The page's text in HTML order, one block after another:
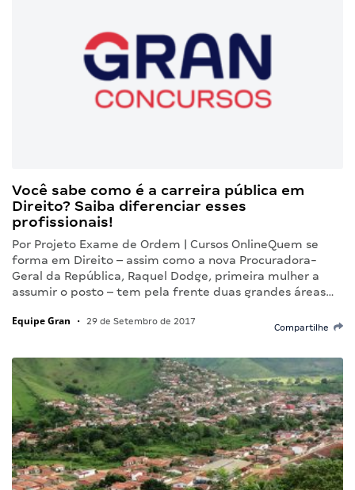
Você sabe como é a carreira pública em
Direito? Saiba diferenciar esses
profissionais!
Por Projeto Exame de Ordem | Cursos OnlineQuem se
forma em Direito – assim como a nova Procuradora-
Geral da República, Raquel Dodge, primeira mulher a
assumir o posto – tem pela frente duas grandes áreas…
Equipe Gran • 29 de Setembro de 2017
Compartilhe